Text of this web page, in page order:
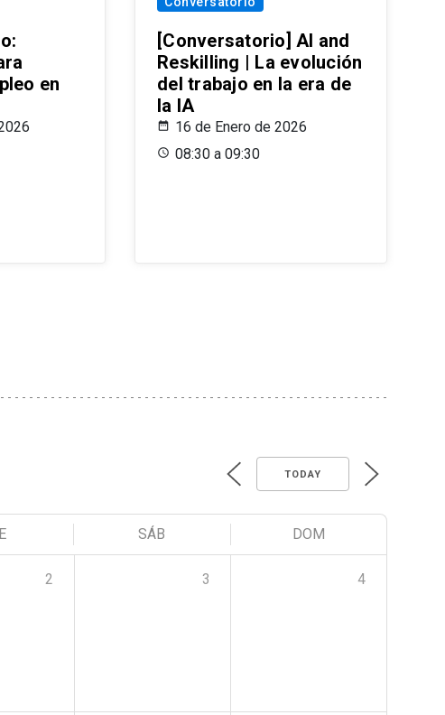
en
[Conversatorio] AI and
Reskilling | La evolución
del trabajo en la era de
la IA
16 de Enero de 2026
08:30 a 09:30
TODAY
SÁB DOM
2 3 4